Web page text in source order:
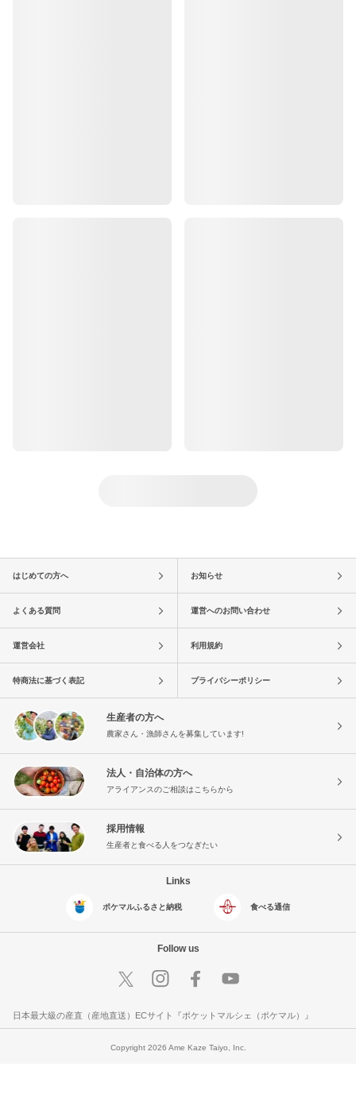
はじめての方へ お知らせ
よくある質問 運営へのお問い合わせ
運営会社 利用規約
特商法に基づく表記 プライバシーポリシー
生産者の方へ
農家さん・漁師さんを募集しています!
法人・自治体の方へ
アライアンスのご相談はこちらから
採用情報
生産者と食べる人をつなぎたい
Links
ポケマルふるさと納税 食べる通信
Follow us
日本最大級の産直（産地直送）ECサイト『ポケットマルシェ（ポケマル）』
Copyright 2026 Ame Kaze Taiyo, Inc.